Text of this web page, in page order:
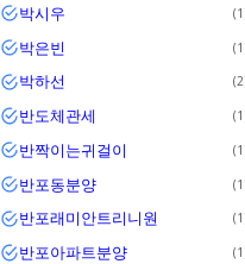
박시우 1
박은빈 1
박하선 2
반도체관세 1
반짝이는귀걸이 1
반포동분양 1
반포래미안트리니원 1
반포아파트분양 1